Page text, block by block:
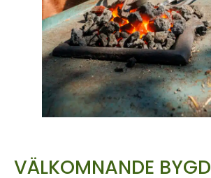
VÄLKOMNANDE BYGD